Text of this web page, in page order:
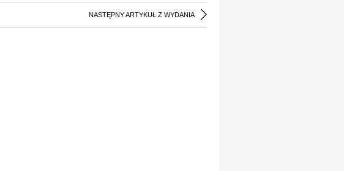
NASTĘPNY ARTYKUŁ Z WYDANIA